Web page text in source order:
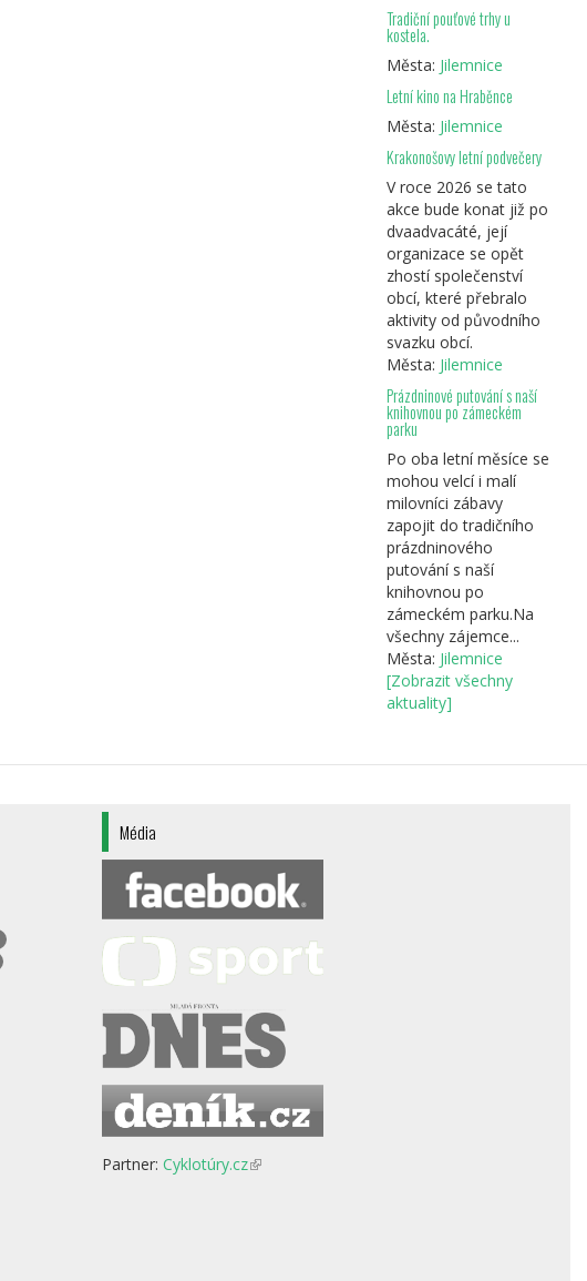
Tradiční pouťové trhy u
kostela.
Města: Jilemnice
Letní kino na Hraběnce
Města: Jilemnice
Krakonošovy letní podvečery
V roce 2026 se tato
akce bude konat již po
dvaadvacáté, její
organizace se opět
zhostí společenství
obcí, které přebralo
aktivity od původního
svazku obcí.
Města: Jilemnice
Prázdninové putování s naší
knihovnou po zámeckém
parku
Po oba letní měsíce se
mohou velcí i malí
milovníci zábavy
zapojit do tradičního
prázdninového
putování s naší
knihovnou po
zámeckém parku.Na
všechny zájemce...
Města: Jilemnice
[Zobrazit všechny
aktuality]
Média
Partner: Cyklotúry.cz(odkaz